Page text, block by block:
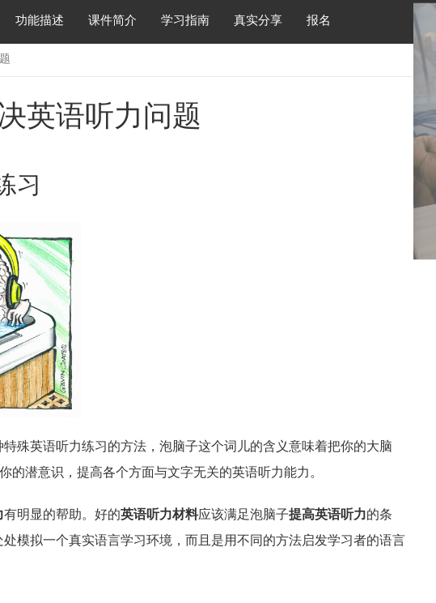
功能描述 课件简介 学习指南 真实分享 报名
英语听力问题
习
殊英语听力练习的方法，泡脑子这个词儿的含义意味着把你的大脑
的潜意识，提高各个方面与文字无关的英语听力能力。
有明显的帮助。好的英语听力材料应该满足泡脑子提高英语听力的条
模拟一个真实语言学习环境，而且是用不同的方法启发学习者的语言